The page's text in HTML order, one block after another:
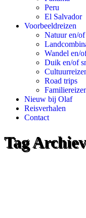
Peru
El Salvador
Voorbeeldreizen
Natuur en/
Wandel en/
Duik en/of
Road trips
Nieuw bij Olaf
Reisverhalen
Contact
Tag